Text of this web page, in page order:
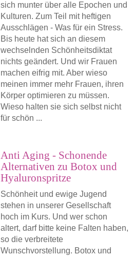
sich munter über alle Epochen und
Kulturen. Zum Teil mit heftigen
Ausschlägen - Was für ein Stress.
Bis heute hat sich an diesem
wechselnden Schönheitsdiktat
nichts geändert. Und wir Frauen
machen eifrig mit. Aber wieso
meinen immer mehr Frauen, ihren
Körper optimieren zu müssen.
Wieso halten sie sich selbst nicht
für schön ...
Anti Aging - Schonende
Alternativen zu Botox und
Hyaluronspritze
Schönheit und ewige Jugend
stehen in unserer Gesellschaft
hoch im Kurs. Und wer schon
altert, darf bitte keine Falten haben,
so die verbreitete
Wunschvorstellung. Botox und